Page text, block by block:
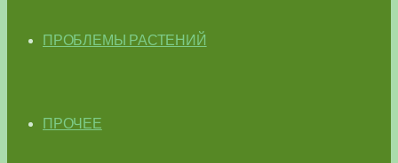
ПРОБЛЕМЫ РАСТЕНИЙ
ПРОЧЕЕ